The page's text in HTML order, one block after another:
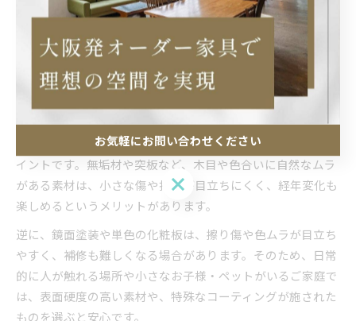
も信頼度を測る指標となります。大阪府には多くの造作家具
工房がありますが、長年の経験と丁寧なものづくりを重視し
ている事業者を選ぶことで、安心して理想の家具づくりを任
せることができます。
傷や痕跡がつきにくい素材選びの秘訣
造作家具の傷や痕跡対策として、素材選びは最も効果的なポ
イントです。無垢材や突板など、木目や色合いに自然なムラ
がある素材は、小さな傷や打痕が目立ちにくく、経年変化も
楽しめるというメリットがあります。
逆に、鏡面塗装や単色の化粧板は、擦り傷や色ムラが目立ち
やすく、補修も難しくなる場合があります。そのため、日常
的に人が触れる場所や小さなお子様・ペットがいるご家庭で
は、表面硬度の高い素材や、特殊なコーティングが施された
ものを選ぶと安心です。
お気軽にお問い合わせください
お気軽にお問い合わせください